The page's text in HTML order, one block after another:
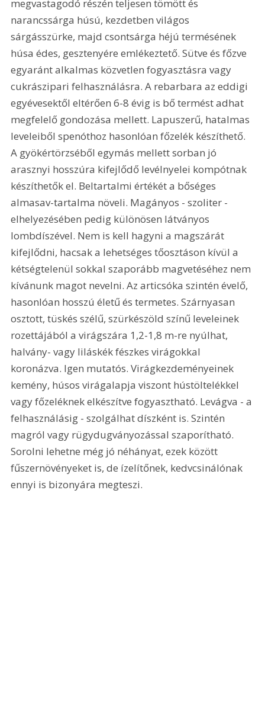
megvastagodó részén teljesen tömött és
narancssárga húsú, kezdetben világos
sárgásszürke, majd csontsárga héjú termésének
húsa édes, gesztenyére emlékeztető. Sütve és főzve
egyaránt alkalmas közvetlen fogyasztásra vagy
cukrászipari felhasználásra. A rebarbara az eddigi
egyévesektől eltérően 6-8 évig is bő termést adhat
megfelelő gondozása mellett. Lapuszerű, hatalmas
leveleiből spenóthoz hasonlóan főzelék készíthető.
A gyökértörzséből egymás mellett sorban jó
arasznyi hosszúra kifejlődő levélnyelei kompótnak
készíthetők el. Beltartalmi értékét a bőséges
almasav-tartalma növeli. Magányos - szoliter -
elhelyezésében pedig különösen látványos
lombdíszével. Nem is kell hagyni a magszárát
kifejlődni, hacsak a lehetséges tőosztáson kívül a
kétségtelenül sokkal szaporább magvetéséhez nem
kívánunk magot nevelni. Az articsóka szintén évelő,
hasonlóan hosszú életű és termetes. Szárnyasan
osztott, tüskés szélű, szürkészöld színű leveleinek
rozettájából a virágszára 1,2-1,8 m-re nyúlhat,
halvány- vagy liláskék fészkes virágokkal
koronázva. Igen mutatós. Virágkezdeményeinek
kemény, húsos virágalapja viszont hústöltelékkel
vagy főzeléknek elkészítve fogyasztható. Levágva - a
felhasználásig - szolgálhat díszként is. Szintén
magról vagy rügydugványozással szaporítható.
Sorolni lehetne még jó néhányat, ezek között
fűszernövényeket is, de ízelítőnek, kedvcsinálónak
ennyi is bizonyára megteszi.